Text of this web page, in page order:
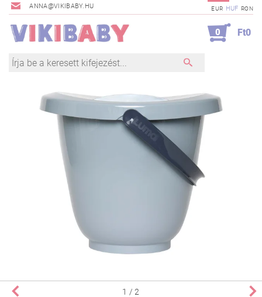
ANNA@VIKIBABY.HU EUR HUF RON
0 Ft0
1 / 2